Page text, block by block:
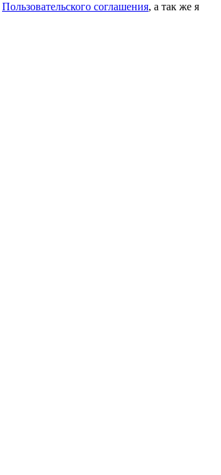
Пользовательского соглашения, а так же я